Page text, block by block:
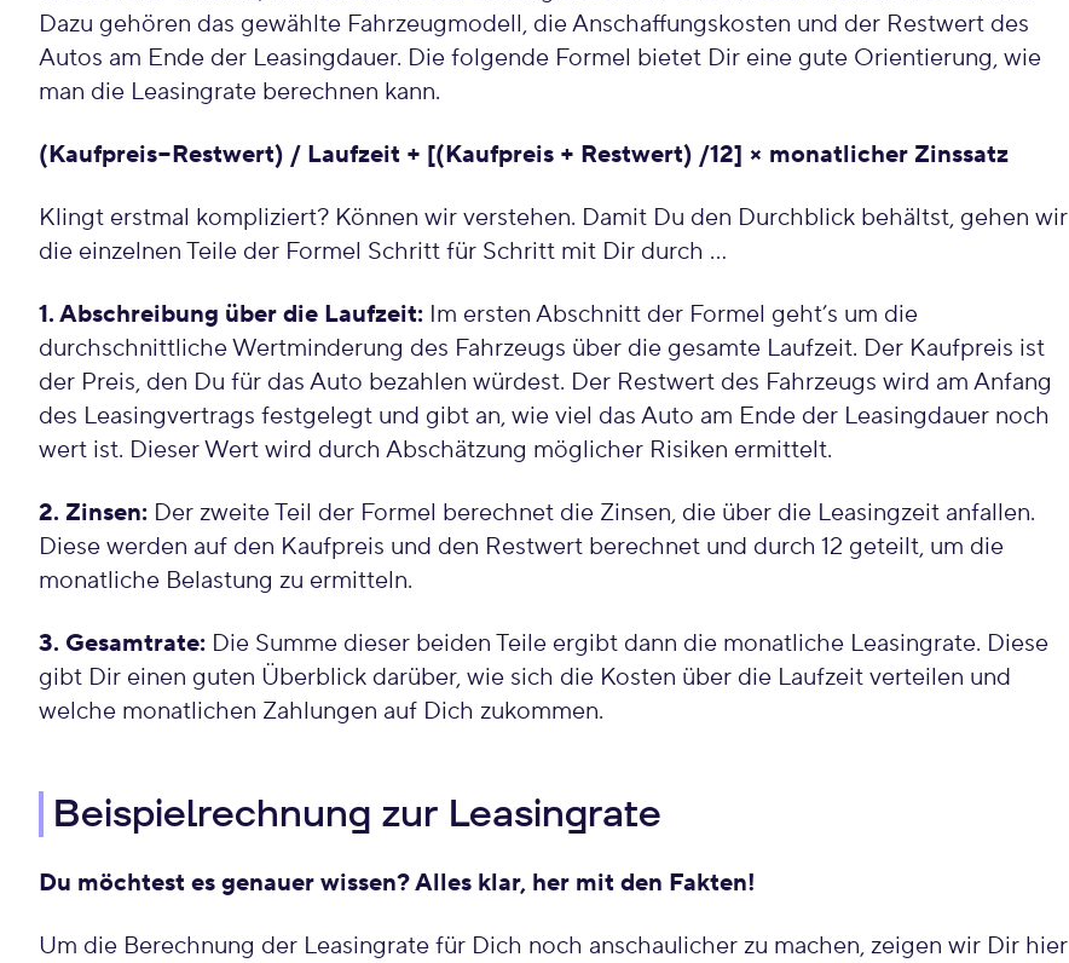
Dazu gehören das gewählte Fahrzeugmodell, die Anschaffungskosten und der Restwert des
Autos am Ende der Leasingdauer. Die folgende Formel bietet Dir eine gute Orientierung, wie
man die Leasingrate berechnen kann.
(Kaufpreis−Restwert) / Laufzeit + [(Kaufpreis + Restwert) /12] × monatlicher Zinssatz
Klingt erstmal kompliziert? Können wir verstehen. Damit Du den Durchblick behältst, gehen wir
die einzelnen Teile der Formel Schritt für Schritt mit Dir durch …
1. Abschreibung über die Laufzeit: Im ersten Abschnitt der Formel geht’s um die
durchschnittliche Wertminderung des Fahrzeugs über die gesamte Laufzeit. Der Kaufpreis ist
der Preis, den Du für das Auto bezahlen würdest. Der Restwert des Fahrzeugs wird am Anfang
des Leasingvertrags festgelegt und gibt an, wie viel das Auto am Ende der Leasingdauer noch
wert ist. Dieser Wert wird durch Abschätzung möglicher Risiken ermittelt.
2. Zinsen: Der zweite Teil der Formel berechnet die Zinsen, die über die Leasingzeit anfallen.
Diese werden auf den Kaufpreis und den Restwert berechnet und durch 12 geteilt, um die
monatliche Belastung zu ermitteln.
3. Gesamtrate: Die Summe dieser beiden Teile ergibt dann die monatliche Leasingrate. Diese
gibt Dir einen guten Überblick darüber, wie sich die Kosten über die Laufzeit verteilen und
welche monatlichen Zahlungen auf Dich zukommen.
Beispielrechnung zur Leasingrate
Du möchtest es genauer wissen? Alles klar, her mit den Fakten!
Um die Berechnung der Leasingrate für Dich noch anschaulicher zu machen, zeigen wir Dir hier